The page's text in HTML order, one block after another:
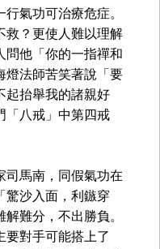
氣功可治療危症。
救？更使人難以理解
問他「你的一指禪和
燈法師苦笑著說「要
起抬舉我的諸親好
「八戒」中第四戒
司馬南，同假氣功在
驚沙入面，利鏃穿
難分，不出勝負。
要對手可能搭上了